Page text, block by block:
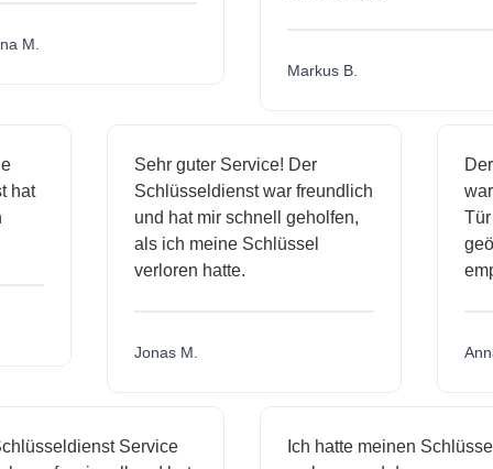
M.
Markus B.
hat
Sehr guter Service! Der
Schlüsseldienst war freundlich
und hat mir schnell geholfen,
als ich meine Schlüssel
verloren hatte.
Jonas M.
Service
Ich hatte meinen Schlüssel